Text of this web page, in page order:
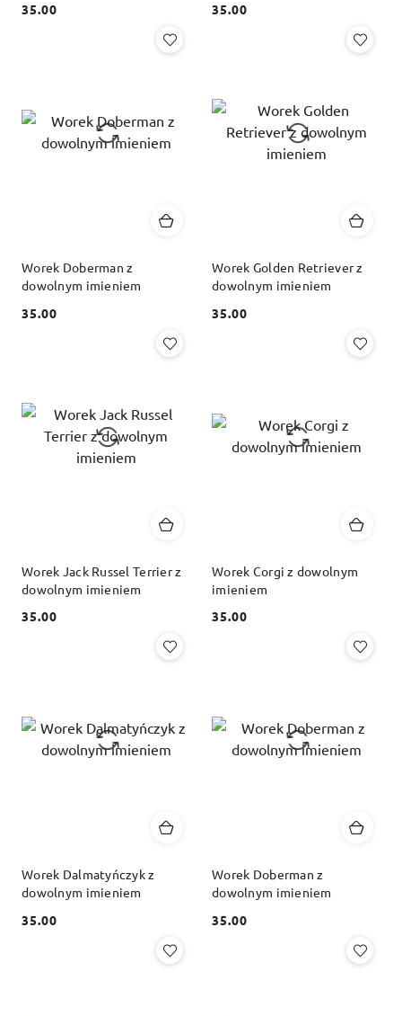
Cena:
35.00
Cena:
35.00
Worek Doberman z
dowolnym imieniem
Cena:
35.00
Worek Golden Retriever z
dowolnym imieniem
Cena:
35.00
Worek Jack Russel Terrier z
dowolnym imieniem
Cena:
35.00
Worek Corgi z dowolnym
imieniem
Cena:
35.00
Worek Dalmatyńczyk z
dowolnym imieniem
Cena:
35.00
Worek Doberman z
dowolnym imieniem
Cena:
35.00